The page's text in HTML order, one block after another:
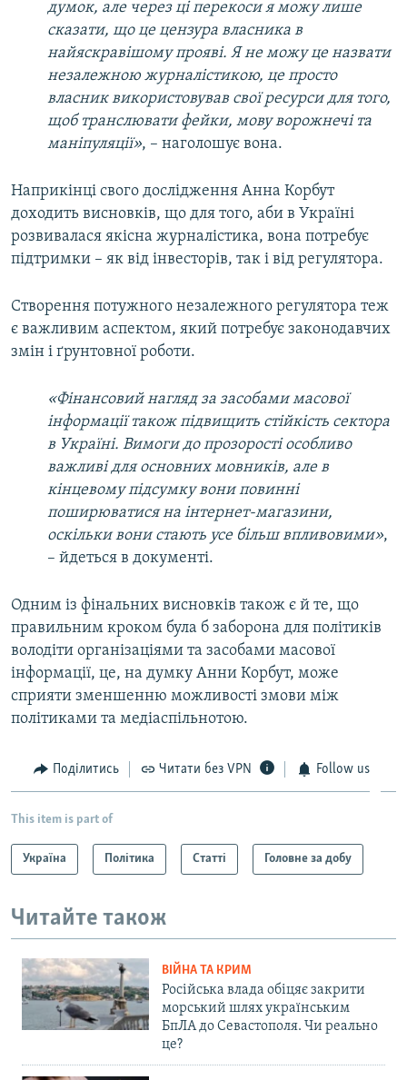
думок, але через ці перекоси я можу лише
сказати, що це цензура власника в
найяскравішому прояві. Я не можу це назвати
незалежною журналістикою, це просто
власник використовував свої ресурси для того,
щоб транслювати фейки, мову ворожнечі та
маніпуляції», – наголошує вона.
Наприкінці свого дослідження Анна Корбут
доходить висновків, що для того, аби в Україні
розвивалася якісна журналістика, вона потребує
підтримки – як від інвесторів, так і від регулятора.
Створення потужного незалежного регулятора теж
є важливим аспектом, який потребує законодавчих
змін і ґрунтовної роботи.
«Фінансовий нагляд за засобами масової
інформації також підвищить стійкість сектора
в Україні. Вимоги до прозорості особливо
важливі для основних мовників, але в
кінцевому підсумку вони повинні
поширюватися на інтернет-магазини,
оскільки вони стають усе більш впливовими»,
– йдеться в документі.
Одним із фінальних висновків також є й те, що
правильним кроком була б заборона для політиків
володіти організаціями та засобами масової
інформації, це, на думку Анни Корбут, може
сприяти зменшенню можливості змови між
політиками та медіаспільнотою.
Поділитись Читати без VPN Follow us
This item is part of
Україна Політика Статті Головне за добу
Читайте також
ВІЙНА ТА КРИМ
Російська влада обіцяє закрити
морський шлях українським
БпЛА до Севастополя. Чи реально
це?